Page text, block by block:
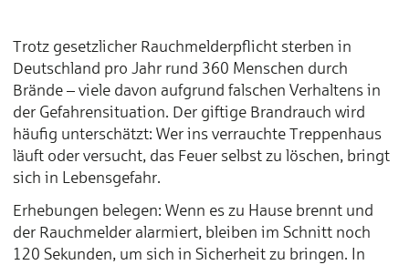
Trotz gesetzlicher Rauchmelderpflicht sterben in
Deutschland pro Jahr rund 360 Menschen durch
Brände – viele davon aufgrund falschen Verhaltens in
der Gefahrensituation. Der giftige Brandrauch wird
häufig unterschätzt: Wer ins verrauchte Treppenhaus
läuft oder versucht, das Feuer selbst zu löschen, bringt
sich in Lebensgefahr.
Erhebungen belegen: Wenn es zu Hause brennt und
der Rauchmelder alarmiert, bleiben im Schnitt noch
120 Sekunden, um sich in Sicherheit zu bringen. In